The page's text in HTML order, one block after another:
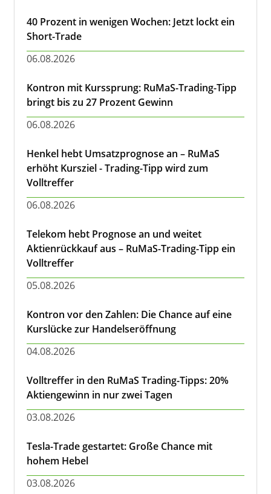
40 Prozent in wenigen Wochen: Jetzt lockt ein
Short-Trade
06.08.2026
Kontron mit Kurssprung: RuMaS-Trading-Tipp
bringt bis zu 27 Prozent Gewinn
06.08.2026
Henkel hebt Umsatzprognose an – RuMaS
erhöht Kursziel - Trading-Tipp wird zum
Volltreffer
06.08.2026
Telekom hebt Prognose an und weitet
Aktienrückkauf aus – RuMaS-Trading-Tipp ein
Volltreffer
05.08.2026
Kontron vor den Zahlen: Die Chance auf eine
Kurslücke zur Handelseröffnung
04.08.2026
Volltreffer in den RuMaS Trading-Tipps: 20%
Aktiengewinn in nur zwei Tagen
03.08.2026
Tesla-Trade gestartet: Große Chance mit
hohem Hebel
03.08.2026